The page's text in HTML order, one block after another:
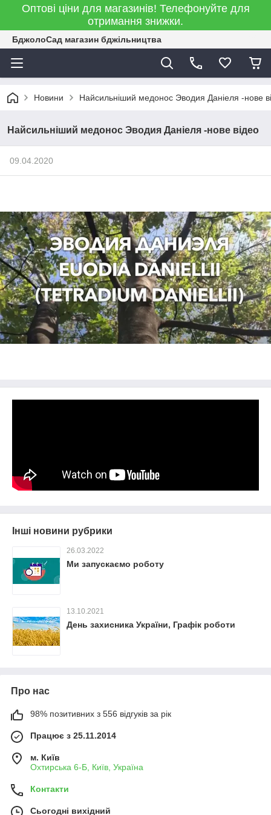
Оптові ціни для магазинів! Телефонуйте для
отримання знижки.
БджолоСад магазин бджільництва
Новини Найсильніший медонос Эводия Даніеля -нове
Найсильніший медонос Эводия Даніеля -нове відео
09.04.2020
Інші новини рубрики
26.03.2022
Ми запускаємо роботу
13.10.2021
День захисника України, Графік роботи
Про нас
98% позитивних з 556 відгуків за рік
Працює з 25.11.2014
м. Київ
Охтирська 6-Б, Київ, Україна
Контакти
Сьогодні вихідний